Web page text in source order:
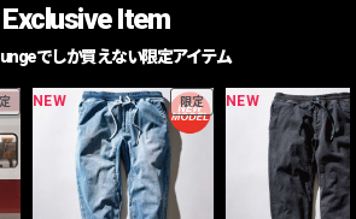
Exclusive Item
でしか買えない限定アイテム
NEW 限定 NEW